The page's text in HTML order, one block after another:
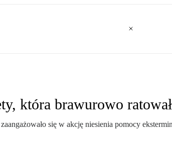
która brawurowo
się w akcję niesienia pomocy